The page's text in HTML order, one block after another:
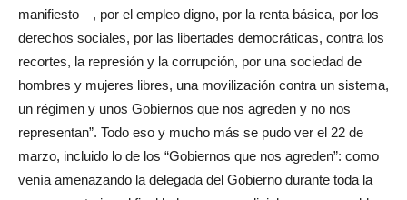
manifiesto—, por el empleo digno, por la renta básica, por los
derechos sociales, por las libertades democráticas, contra los
recortes, la represión y la corrupción, por una sociedad de
hombres y mujeres libres, una movilización contra un sistema,
un régimen y unos Gobiernos que nos agreden y no nos
representan”. Todo eso y mucho más se pudo ver el 22 de
marzo, incluido lo de los “Gobiernos que nos agreden”: como
venía amenazando la delegada del Gobierno durante toda la